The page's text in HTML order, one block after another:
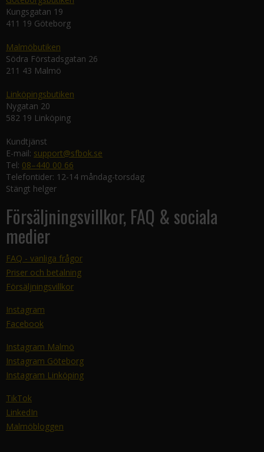
Kungsgatan 19
411 19 Göteborg
Malmöbutiken
Södra Förstadsgatan 26
211 43 Malmö
Linköpingsbutiken
Nygatan 20
582 19 Linköping
Kundtjänst
E-mail: support@sfbok.se
Tel: 08–440 00 66
Telefontider: 12-14 måndag-torsdag
Stängt helger
Försäljningsvillkor, FAQ & sociala
medier
FAQ - vanliga frågor
Priser och betalning
Försäljningsvillkor
Instagram
Facebook
Instagram Malmö
Instagram Göteborg
Instagram Linköping
TikTok
LinkedIn
Malmöbloggen